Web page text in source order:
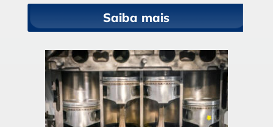
Saiba mais